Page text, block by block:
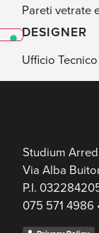
Pareti vetrate
DESIGNER
Ufficio
Studium
Via Alba
P.I.
075 571 4986